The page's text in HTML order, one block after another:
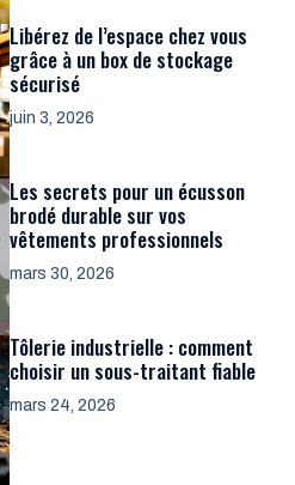
Libérez de l’espace chez vous
grâce à un box de stockage
sécurisé
juin 3, 2026
Les secrets pour un écusson
brodé durable sur vos
vêtements professionnels
mars 30, 2026
Tôlerie industrielle : comment
choisir un sous-traitant fiable
mars 24, 2026